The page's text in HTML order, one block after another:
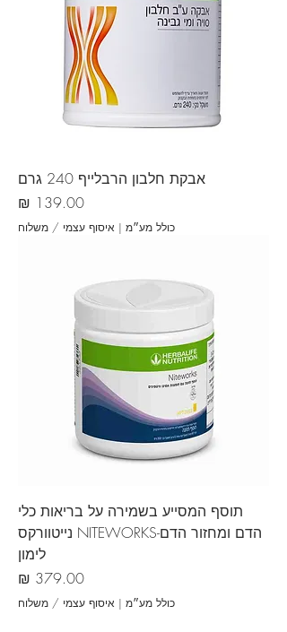
אבקת חלבון הרבלייף 240 גרם
מחיר
כולל מע״מ | איסוף עצמי / משלוח
תוסף המסייע בשמירה על בריאות כלי
הדם ומחזור הדם-NITEWORKS נייטוורקס
לימון
מחיר
כולל מע״מ | איסוף עצמי / משלוח